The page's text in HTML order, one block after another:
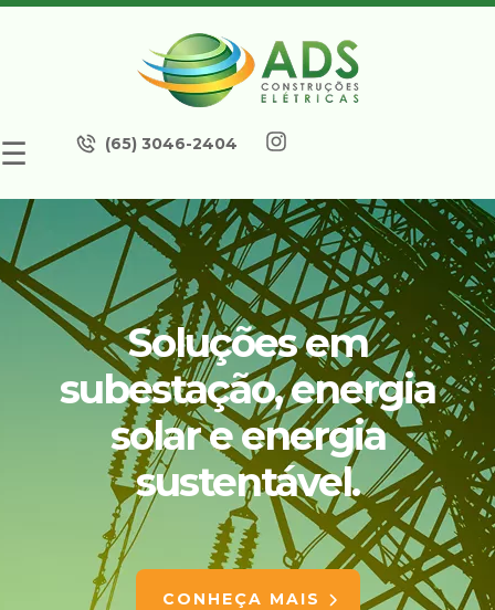
☰ (65) 3046-2404
Soluções em
subestação, energia
solar e energia
sustentável.
CONHEÇA MAIS